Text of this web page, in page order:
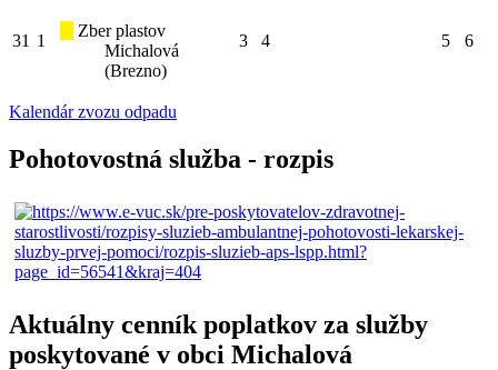
31 1
Zber plastov
Michalová
(Brezno)
3 4 5 6
Kalendár zvozu odpadu
Pohotovostná služba - rozpis
Aktuálny cenník poplatkov za služby
poskytované v obci Michalová